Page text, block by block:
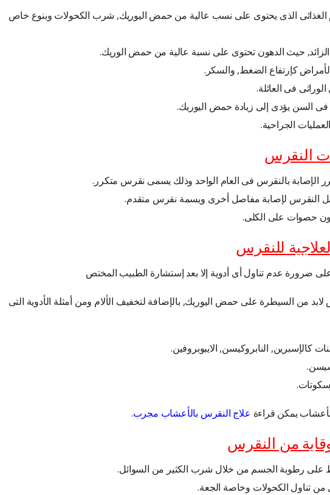
الغذائى الذى يحتوى على نسب عالية من حمض اليوريك, شرب الكحولات وبنوع خاص
الزائد, حيث الدهون تحتوى على نسبة عالية من حمض الوريك.
كإرتفاع الضغط, والسكر.
الوراثى فى العائلة.
فى السن يؤدى إلى زيادة حمض اليوريك.
الجراحية.
النقرس
الإصابة بالنقرس فى العام الواحد وذلك يسمى نقرس متكرر.
النقرس لإصابة مفاصل أخرى ويسمة نقرس متقدم.
حصوات على الكلى.
للنقرس
ضرورة عدم تناول أى أدوية إلا بعد إستشارة الطبيب المختص
لابد من السيطرة على حمض اليوريك, بالإضافة لتخفيف الألام ومن أمثلة الأدوية التى
كالإسبرين, النابروكيسن, الايبوبروفين.
يمكن قراءة علاج النقرس بالأعشاب مجرب.
من النقرس
على رطوبة الجسم من خلال شرب الكثير من السوائل.
من تناول الكحولات وخاصة الجعة.